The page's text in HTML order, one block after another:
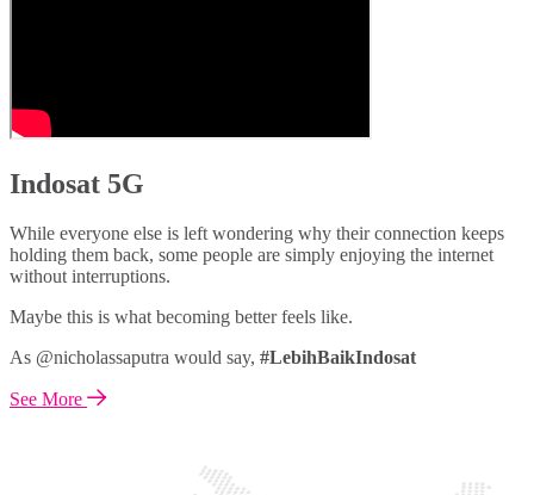
Indosat 5G
While everyone else is left wondering why their connection keeps
holding them back, some people are simply enjoying the internet
without interruptions.
Maybe this is what becoming better feels like.
As @nicholassaputra would say, #LebihBaikIndosat
See More